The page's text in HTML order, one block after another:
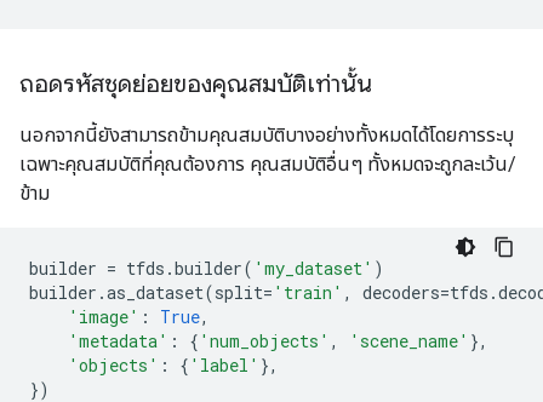
ถอดรหัสชุดย่อยของคุณสมบัติเท่านั้น
นอกจากนี้ยังสามารถข้ามคุณสมบัติบางอย่างทั้งหมดได้โดยการระบุ
เฉพาะคุณสมบัติที่คุณต้องการ คุณสมบัติอื่นๆ ทั้งหมดจะถูกละเว้น/
ข้าม
builder = tfds .builder( 'my_dataset' )
builder .as_dataset(split= 'train' , decoders=tfds .
'image' : True,
'metadata' : { 'num_objects' , 'scene_name' },
'objects' : { 'label' },
})